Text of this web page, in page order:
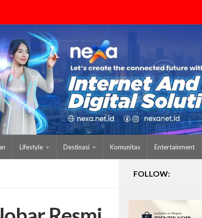
Lifestyle Destinasi Komunitas Entertainment
FOLLOW: